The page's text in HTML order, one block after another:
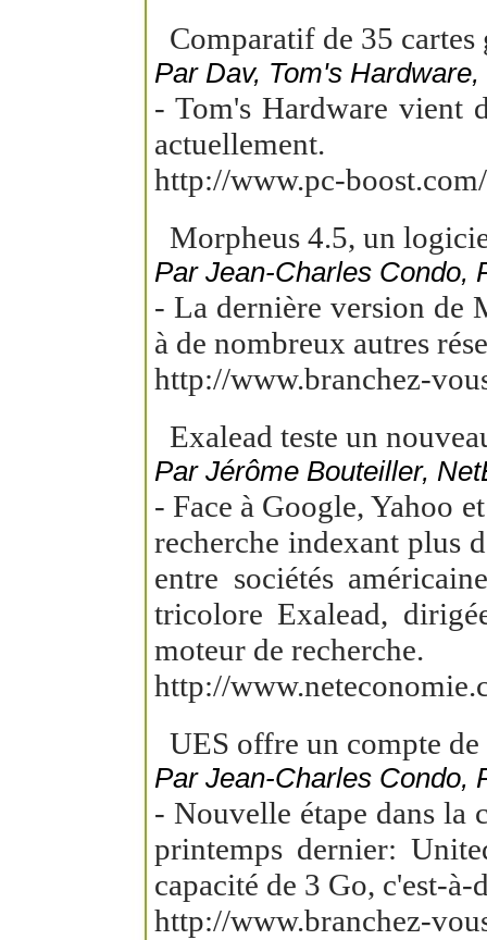
Comparatif de 35 cartes
Par Dav, Tom's
- Tom's Hardware vient
actuellement.
http://www.pc-
Morpheus 4.5, un
Par Jean-Charles Condo,
- La dernière version de
à de nombreux autres
http://www.branchez-
Exalead teste un
Par Jérôme Bouteiller,
- Face à Google, Yahoo
recherche indexant plus
entre sociétés
tricolore Exalead,
moteur de recherche.
http://
UES offre un compte
Par Jean-Charles Condo,
- Nouvelle étape dans la
printemps dernier:
capacité de 3 Go, c'est-
http://www.branchez-